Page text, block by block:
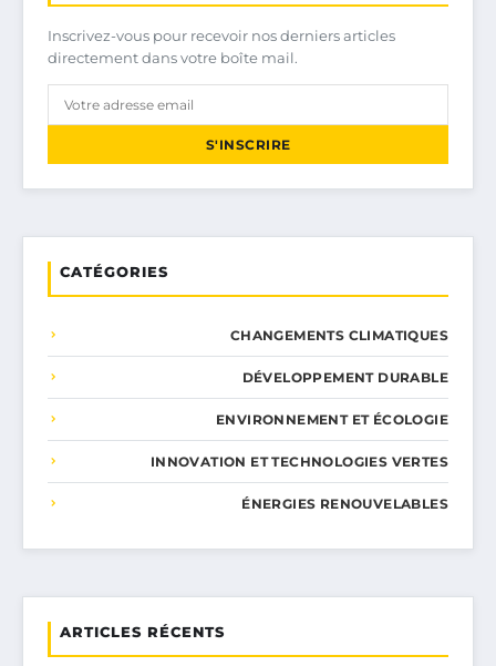
Inscrivez-vous pour recevoir nos derniers articles
directement dans votre boîte mail.
S'INSCRIRE
CATÉGORIES
CHANGEMENTS CLIMATIQUES
DÉVELOPPEMENT DURABLE
ENVIRONNEMENT ET ÉCOLOGIE
INNOVATION ET TECHNOLOGIES VERTES
ÉNERGIES RENOUVELABLES
ARTICLES RÉCENTS